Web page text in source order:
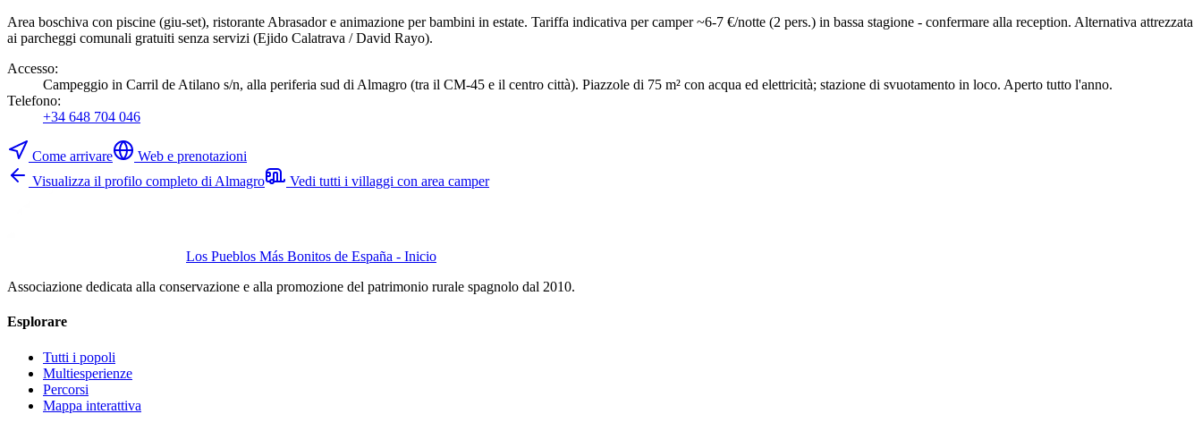
Area boschiva con piscine (giu-set), ristorante Abrasador e animazione per bambini in estate. Tariffa indicativa per camper ~6-7 €/notte (2 pers.) in bassa stagione - confermare alla reception. Alternativa attrezzata
ai parcheggi comunali gratuiti senza servizi (Ejido Calatrava / David Rayo).
Accesso:
Campeggio in Carril de Atilano s/n, alla periferia sud di Almagro (tra il CM-45 e il centro città). Piazzole di 75 m² con acqua ed elettricità; stazione di svuotamento in loco. Aperto tutto l'anno.
Telefono:
+34 648 704 046
Come arrivare
Web e prenotazioni
Visualizza il profilo completo di Almagro
Vedi tutti i villaggi con area camper
Los Pueblos Más Bonitos de España - Inicio
Associazione dedicata alla conservazione e alla promozione del patrimonio rurale spagnolo dal 2010.
Esplorare
Tutti i popoli
Multiesperienze
Percorsi
Mappa interattiva